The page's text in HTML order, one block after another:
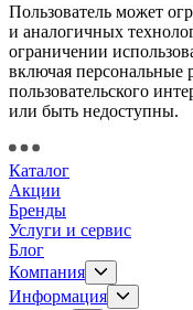
Пользователь может
и аналогичных
ограничении
включая персональные
пользовательского
или быть недоступны.
Каталог
Акции
Бренды
Услуги и сервис
Блог
Компания
Информация